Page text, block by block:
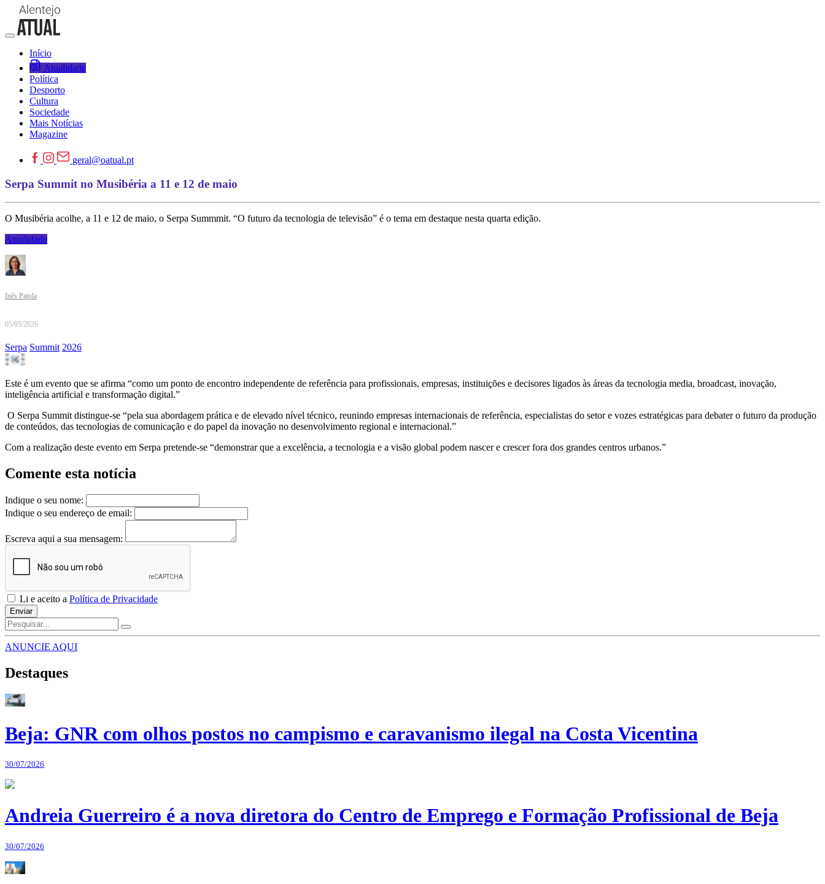
Início
Atualidade
Política
Desporto
Cultura
Sociedade
Mais Notícias
Magazine
geral@oatual.pt
Serpa Summit no Musibéria a 11 e 12 de maio
O Musibéria acolhe, a 11 e 12 de maio, o Serpa Summmit. “O futuro da tecnologia de televisão” é o tema em destaque nesta quarta edição.
Atualidade
Inês Patola
05/05/2026
Serpa Summit 2026
Este é um evento que se afirma “como um ponto de encontro independente de referência para profissionais, empresas, instituições e decisores ligados às áreas da tecnologia media, broadcast, inovação,
inteligência artificial e transformação digital.”
O Serpa Summit distingue-se “pela sua abordagem prática e de elevado nível técnico, reunindo empresas internacionais de referência, especialistas do setor e vozes estratégicas para debater o futuro da produção
de conteúdos, das tecnologias de comunicação e do papel da inovação no desenvolvimento regional e internacional.”
Com a realização deste evento em Serpa pretende-se “demonstrar que a excelência, a tecnologia e a visão global podem nascer e crescer fora dos grandes centros urbanos.”
Comente esta notícia
Indique o seu nome:
Indique o seu endereço de email:
Escreva aqui a sua mensagem:
Li e aceito a Política de Privacidade
Enviar
ANUNCIE AQUI
Destaques
Beja: GNR com olhos postos no campismo e caravanismo ilegal na Costa Vicentina
30/07/2026
Andreia Guerreiro é a nova diretora do Centro de Emprego e Formação Profissional de Beja
30/07/2026